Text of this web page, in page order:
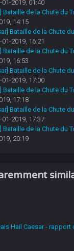
01-2019, 01:40
Bataille de la Chute du
14:15
Bataille de la Chute
01-2019, 16:21
Bataille de la Chute du
16:53
Bataille de la Chute
01-2019, 17:00
Bataille de la Chute du
17:18
Bataille de la Chute
01-2019, 17:37
Bataille de la Chute du
20:19
Hail Caesar -